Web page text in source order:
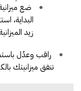
البداية،
زيد
راقب وعدّل
تنفق ميزانيتك